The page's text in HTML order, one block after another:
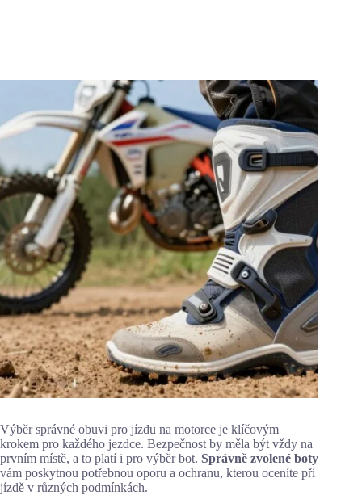
Výběr správné obuvi pro jízdu na motorce je klíčovým
krokem pro každého jezdce. Bezpečnost by měla být vždy na
prvním místě, a to platí i pro výběr bot. Správně zvolené boty
vám poskytnou potřebnou oporu a ochranu, kterou oceníte při
jízdě v různých podmínkách.